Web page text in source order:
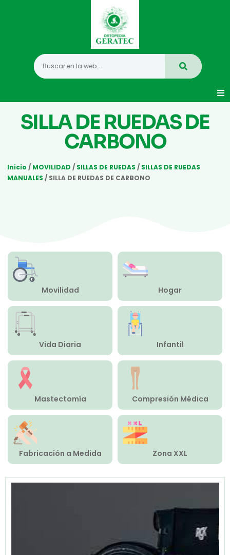
Movilidad
Vida Diaria
Fabricación a Medida
Zona XXL
Alquiler
SILLA DE RUEDAS DE
CARBONO
Inicio / MOVILIDAD / SILLAS DE RUEDAS / SILLAS DE RUEDAS
MANUALES / SILLA DE RUEDAS DE CARBONO
Movilidad Hogar
Vida Diaria Infantil
Mastectomía Compresión Médica
Fabricación a Medida Zona XXL